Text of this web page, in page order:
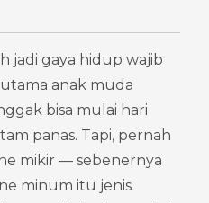
jadi gaya hidup wajib
anak muda
bisa mulai hari
panas. Tapi, pernah
mikir — sebenernya
minum itu jenis